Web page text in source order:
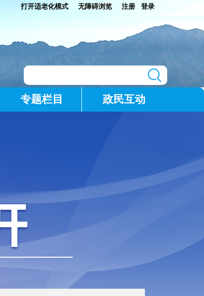
打开适老化模式 无障碍浏览 注册 登录
专题栏目 政民互动